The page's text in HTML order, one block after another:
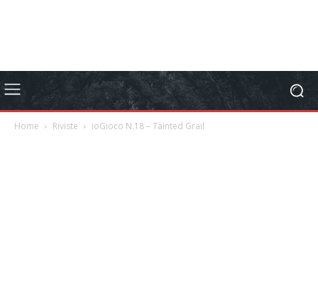
Home Riviste ioGioco N.18 – Tainted Grail